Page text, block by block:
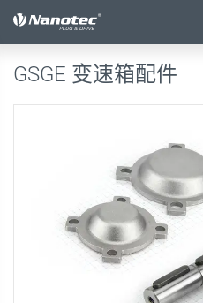
激活配置
GSGE 变速箱配件